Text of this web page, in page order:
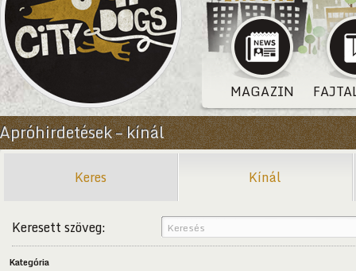
MAGAZIN
Apróhirdetések – kínál
Keres Kínál
Keresett szöveg:
Kategória